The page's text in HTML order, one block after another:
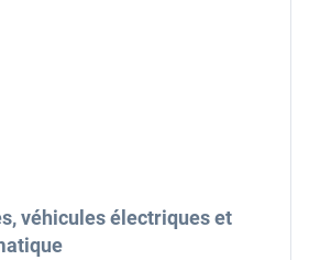
véhicules électriques et